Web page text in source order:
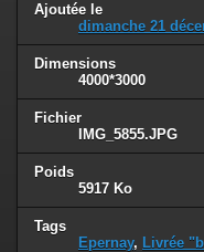
Ajoutée le
dimanche 21
Dimensions
4000*3000
Fichier
IMG_5855.JPG
Poids
5917 Ko
Tags
Epernay, Livrée